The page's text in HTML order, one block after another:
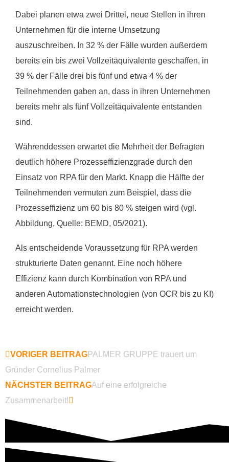
Dabei planen etwa zwei Drittel, neue Stellen in ihren
Unternehmen für die interne Umsetzung
auszuschreiben. In 32 % der Fälle wurden außerdem
bereits ein bis zwei Vollzeitäquivalente geschaffen, in
39 % der Fälle drei bis fünf und etwa 4 % der
Teilnehmenden gaben an, dass in ihren Unternehmen
bereits mehr als fünf Vollzeitäquivalente entstanden
sind.
Währenddessen erwartet die Mehrheit der Befragten
deutlich höhere Prozesseffizienzgrade durch den
Einsatz von RPA für den Markt. Knapp die Hälfte der
Teilnehmenden vermuten zum Beispiel, dass die
Prozesseffizienz um 60 bis 80 % steigen wird (vgl.
Abbildung, Quelle: BEMD, 05/2021).
Als entscheidende Voraussetzung für RPA werden
strukturierte Daten genannt. Eine noch höhere
Effizienz kann durch Kombination von RPA und
anderen Automationstechnologien (von OCR bis zu KI)
erreicht werden.
VORIGER BEITRAGPALMER GRUPPE trauert um
Gründer Cornelius Palmer
NÄCHSTER BEITRAGAuf eine erfolgreiche
Zusammenarbeit!